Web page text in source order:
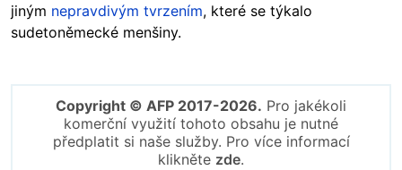
jiným nepravdivým tvrzením, které se týkalo
sudetoněmecké menšiny.
Copyright © AFP 2017-2026. Pro jakékoli
komerční využití tohoto obsahu je nutné
předplatit si naše služby. Pro více informací
klikněte zde.